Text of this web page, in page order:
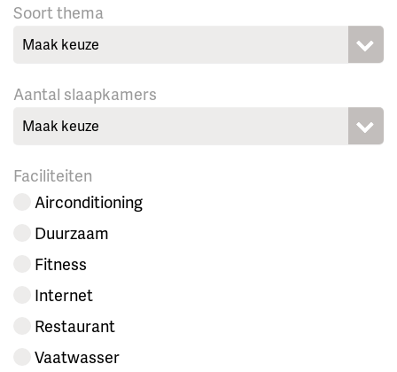
Soort thema
Maak keuze
Aantal slaapkamers
Maak keuze
Faciliteiten
Airconditioning
Duurzaam
Fitness
Internet
Restaurant
Vaatwasser